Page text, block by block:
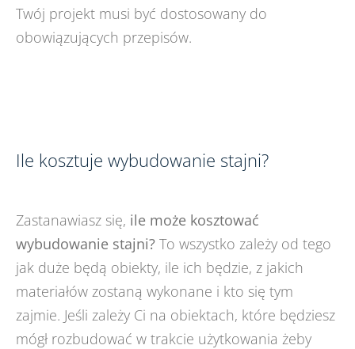
Twój projekt musi być dostosowany do
obowiązujących przepisów.
Ile kosztuje wybudowanie stajni?
Zastanawiasz się, ile może kosztować
wybudowanie stajni? To wszystko zależy od tego
jak duże będą obiekty, ile ich będzie, z jakich
materiałów zostaną wykonane i kto się tym
zajmie. Jeśli zależy Ci na obiektach, które będziesz
mógł rozbudować w trakcie użytkowania żeby